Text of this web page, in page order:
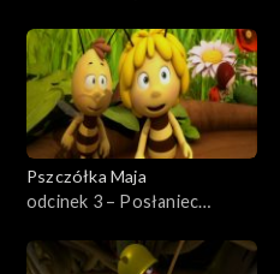
Pszczółka Maja
odcinek 3 – Posłaniec